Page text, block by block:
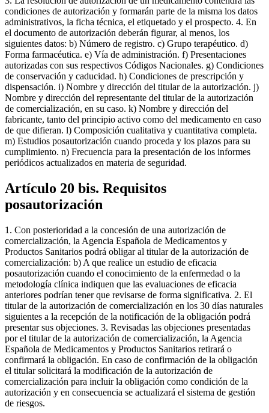
condiciones de autorización y formarán parte de la misma los datos
administrativos, la ficha técnica, el etiquetado y el prospecto. 4. En
el documento de autorización deberán figurar, al menos, los
siguientes datos: b) Número de registro. c) Grupo terapéutico. d)
Forma farmacéutica. e) Vía de administración. f) Presentaciones
autorizadas con sus respectivos Códigos Nacionales. g) Condiciones
de conservación y caducidad. h) Condiciones de prescripción y
dispensación. i) Nombre y dirección del titular de la autorización. j)
Nombre y dirección del representante del titular de la autorización
de comercialización, en su caso. k) Nombre y dirección del
fabricante, tanto del principio activo como del medicamento en caso
de que difieran. l) Composición cualitativa y cuantitativa completa.
m) Estudios posautorización cuando proceda y los plazos para su
cumplimiento. n) Frecuencia para la presentación de los informes
periódicos actualizados en materia de seguridad.
Artículo 20 bis. Requisitos
posautorización
1. Con posterioridad a la concesión de una autorización de
comercialización, la Agencia Española de Medicamentos y
Productos Sanitarios podrá obligar al titular de la autorización de
comercialización: b) A que realice un estudio de eficacia
posautorización cuando el conocimiento de la enfermedad o la
metodología clínica indiquen que las evaluaciones de eficacia
anteriores podrían tener que revisarse de forma significativa. 2. El
titular de la autorización de comercialización en los 30 días naturales
siguientes a la recepción de la notificación de la obligación podrá
presentar sus objeciones. 3. Revisadas las objeciones presentadas
por el titular de la autorización de comercialización, la Agencia
Española de Medicamentos y Productos Sanitarios retirará o
confirmará la obligación. En caso de confirmación de la obligación
el titular solicitará la modificación de la autorización de
comercialización para incluir la obligación como condición de la
autorización y en consecuencia se actualizará el sistema de gestión
de riesgos.